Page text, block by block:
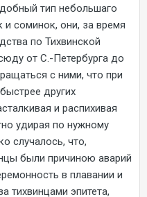
тип небольшаго
и соминок, они, за время
по Тихвинской
от С.-Петербурга до
с ними, что при
других
и распихивая
удирая по нужному
случалось, что,
были причиною аварий
в плавании и
тихвинцами эпитета,